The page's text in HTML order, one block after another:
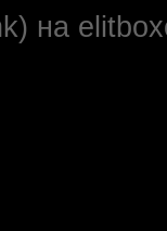
на